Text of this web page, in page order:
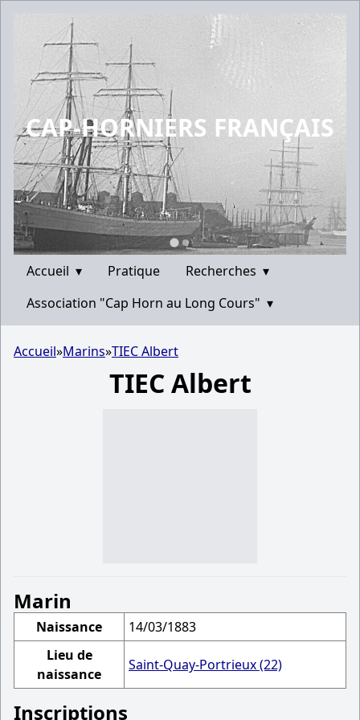
CAP-HORNIERS FRANÇAIS
Accueil ▾ Pratique Recherches ▾
Association "Cap Horn au Long Cours" ▾
Accueil»Marins»TIEC Albert
TIEC Albert
Marin
Naissance
14/03/1883
Lieu de
naissance
Saint-Quay-Portrieux (22)
Inscriptions